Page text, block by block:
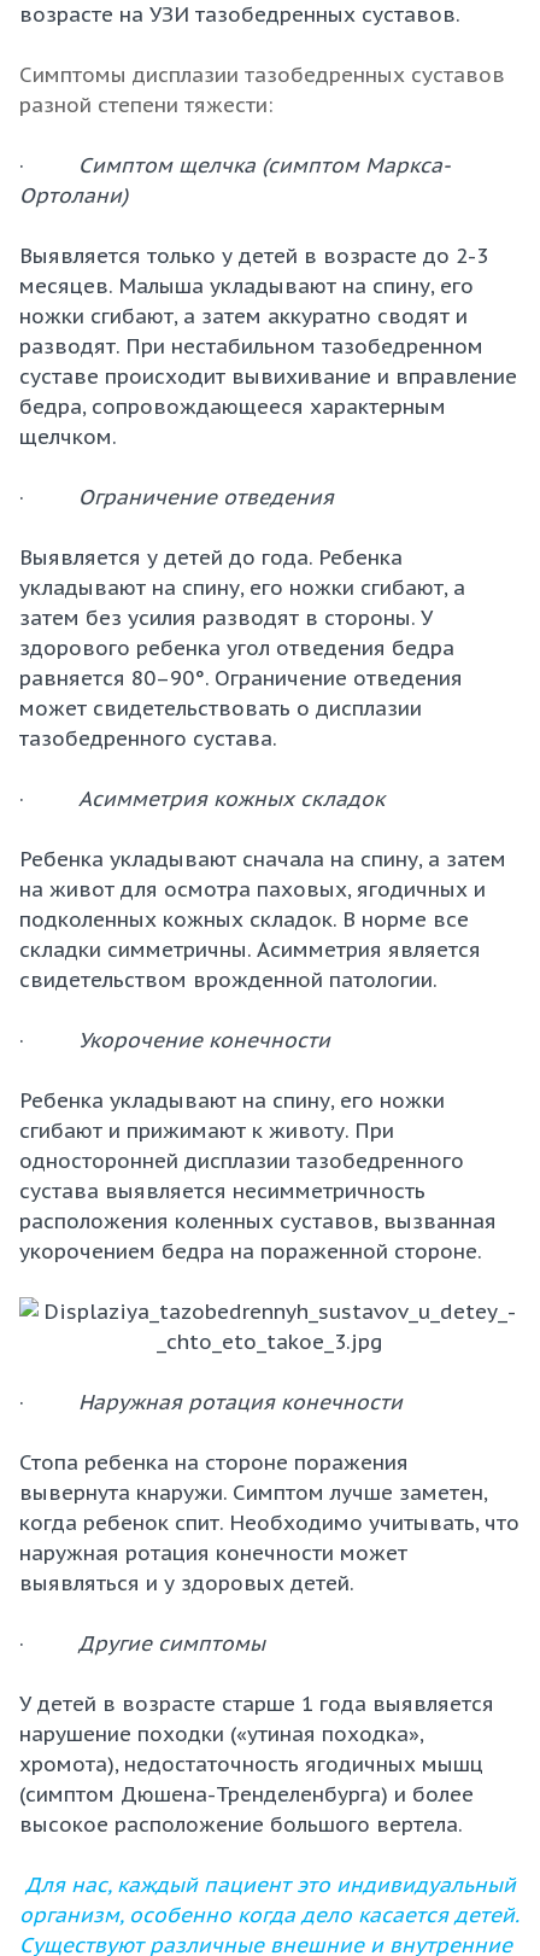
возрасте на УЗИ тазобедренных суставов.
Симптомы дисплазии тазобедренных суставов
разной степени тяжести:
· Симптом щелчка (симптом Маркса-
Ортолани)
Выявляется только у детей в возрасте до 2-3
месяцев. Малыша укладывают на спину, его
ножки сгибают, а затем аккуратно сводят и
разводят. При нестабильном тазобедренном
суставе происходит вывихивание и вправление
бедра, сопровождающееся характерным
щелчком.
· Ограничение отведения
Выявляется у детей до года. Ребенка
укладывают на спину, его ножки сгибают, а
затем без усилия разводят в стороны. У
здорового ребенка угол отведения бедра
равняется 80–90°. Ограничение отведения
может свидетельствовать о дисплазии
тазобедренного сустава.
· Асимметрия кожных складок
Ребенка укладывают сначала на спину, а затем
на живот для осмотра паховых, ягодичных и
подколенных кожных складок. В норме все
складки симметричны. Асимметрия является
свидетельством врожденной патологии.
· Укорочение конечности
Ребенка укладывают на спину, его ножки
сгибают и прижимают к животу. При
односторонней дисплазии тазобедренного
сустава выявляется несимметричность
расположения коленных суставов, вызванная
укорочением бедра на пораженной стороне.
· Наружная ротация конечности
Стопа ребенка на стороне поражения
вывернута кнаружи. Симптом лучше заметен,
когда ребенок спит. Необходимо учитывать, что
наружная ротация конечности может
выявляться и у здоровых детей.
· Другие симптомы
У детей в возрасте старше 1 года выявляется
нарушение походки («утиная походка»,
хромота), недостаточность ягодичных мышц
(симптом Дюшена-Тренделенбурга) и более
высокое расположение большого вертела.
Для нас, каждый пациент это индивидуальный
организм, особенно когда дело касается детей.
Существуют различные внешние и внутренние